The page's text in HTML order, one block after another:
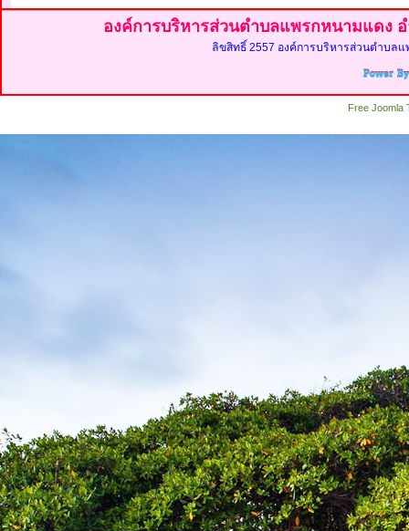
องค์การบริหารส่วนตำบลแพรกหนามแดง
ลิขสิทธิ์ 2557 องค์การบริหารส่วนตำบล
Free Joomla